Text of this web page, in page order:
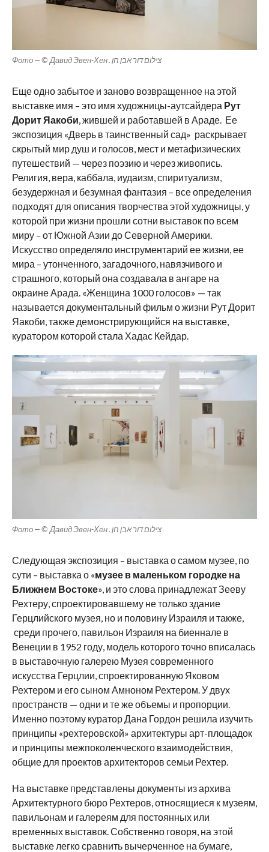
Фото — © Давид Эвен-Хен . צילום דור אבן חן
Еще одно забытое и заново возвращенное на этой
выставке имя – это имя художницы-аутсайдера Рут
Дорит Яакоби, жившей и работавшей в Араде. Ее
экспозиция «Дверь в таинственный сад» раскрывает
скрытый мир душ и голосов, мест и метафизических
путешествий — через поэзию и через живопись.
Религия, вера, каббала, иудаизм, спиритуализм,
безудержная и безумная фантазия – все определения
подходят для описания творчества этой художницы, у
которой при жизни прошли сотни выставок по всем
миру – от Южной Азии до Северной Америки.
Искусство определяло инструментарий ее жизни, ее
мира – утонченного, загадочного, навязчивого и
страшного, который она создавала в ангаре на
окраине Арада. «Женщина 1000 голосов» — так
называется документальный фильм о жизни Рут Дорит
Яакоби, также демонстрирующийся на выставке,
куратором которой стала Хадас Кейдар.
Фото — © Давид Эвен-Хен . צילום דור אבן חן
Следующая экспозиция – выставка о самом музее, по
сути – выставка о «музее в маленьком городке на
Ближнем Востоке», и это слова принадлежат Зееву
Рехтеру, спроектировавшему не только здание
Герцлийского музея, но и половину Израиля и также,
среди прочего, павильон Израиля на биеннале в
Венеции в 1952 году, модель которого точно вписалась
в выставочную галерею Музея современного
искусства Герцлии, спроектированную Яковом
Рехтером и его сыном Амноном Рехтером. У двух
пространств — одни и те же объемы и пропорции.
Именно поэтому куратор Дана Гордон решила изучить
принципы «рехтеровской» архитектуры арт-площадок
и принципы межпоколенческого взаимодействия,
общие для проектов архитекторов семьи Рехтер.
На выставке представлены документы из архива
Архитектурного бюро Рехтеров, относящиеся к музеям,
павильонам и галереям для постоянных или
временных выставок. Собственно говоря, на этой
выставке легко сравнить вычерченное на бумаге,